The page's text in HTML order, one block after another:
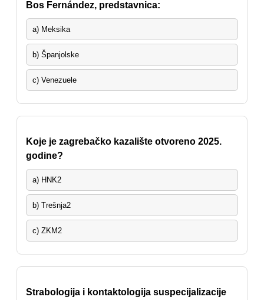
Bos Fernández, predstavnica:
a) Meksika
b) Španjolske
c) Venezuele
Koje je zagrebačko kazalište otvoreno 2025.
godine?
a) HNK2
b) Trešnja2
c) ZKM2
Strabologija i kontaktologija suspecijalizacije